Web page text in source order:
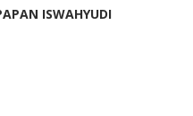
ISWAHYUDI